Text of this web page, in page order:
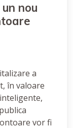
nou
a
în valoare
vor fi